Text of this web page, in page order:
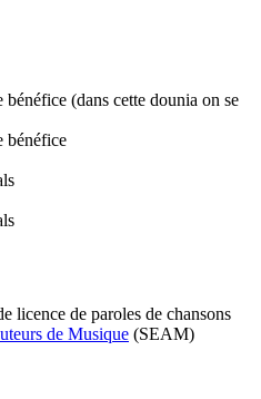
(dans cette dounia on se
bénéfice
licence de paroles de chansons
de Musique (SEAM)